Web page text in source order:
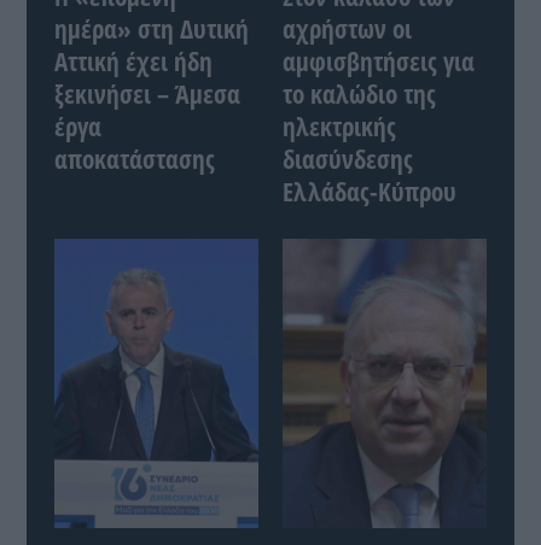
ημέρα» στη Δυτική
Αττική έχει ήδη
ξεκινήσει – Άμεσα
έργα
αποκατάστασης
αχρήστων οι
αμφισβητήσεις για
το καλώδιο της
ηλεκτρικής
διασύνδεσης
Ελλάδας-Κύπρου